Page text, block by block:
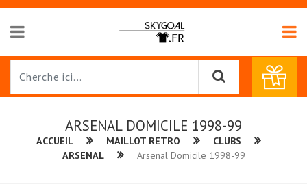
ARSENAL DOMICILE 1998-99
ACCUEIL MAILLOT RETRO
CLUBS
ARSENAL
Arsenal Domicile 1998-99